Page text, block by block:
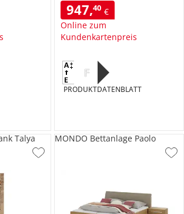
947,40 €
Online zum
Kundenkartenpreis
F
PRODUKTDATENBLATT
Talya MONDO Bettanlage Paolo